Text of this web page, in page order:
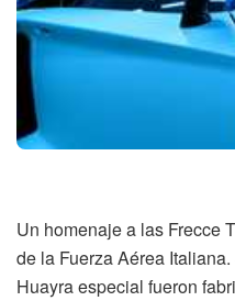
Un homenaje a las Frecce
de la Fuerza Aérea
Huayra especial fueron